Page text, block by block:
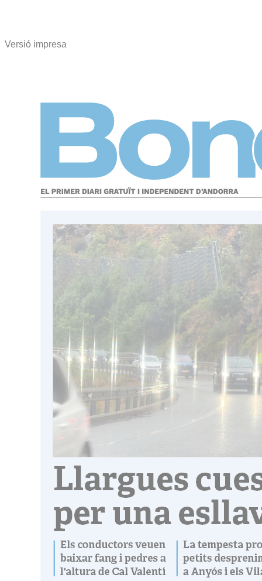
Versió impresa